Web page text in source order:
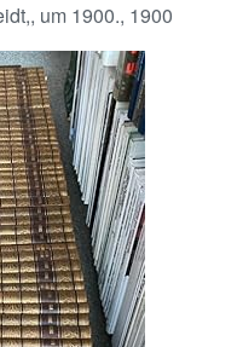
um 1900., 1900